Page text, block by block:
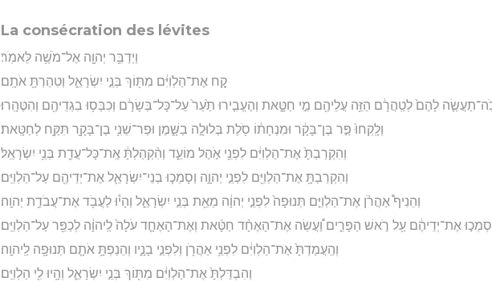
La consécration des lévites
וַיְדַבֵּ֥ר יְהוָ֖ה אֶל־מֹשֶׁ֥ה לֵּאמֹֽר׃
קַ֚ח אֶת־הַלְוִיִּ֔ם מִתּ֖וֹךְ בְּנֵ֣י יִשְׂרָאֵ֑ל וְטִהַרְתָּ֖ אֹתָֽם׃
לָהֶם֙ לְטַֽהֲרָ֔ם הַזֵּ֥ה עֲלֵיהֶ֖ם מֵ֣י חַטָּ֑את וְהֶעֱבִ֤ירוּ תַ֙עַר֙ עַל־כָּל־בְּשָׂרָ֔ם וְכִבְּס֥וּ בִגְדֵיהֶ֖ם וְהִטֶּהָֽרוּ׃
וְלָֽקְחוּ֙ פַּ֣ר בֶּן־בָּקָ֔ר וּמִנְחָת֔וֹ סֹ֖לֶת בְּלוּלָ֣ה בַשָּׁ֑מֶן וּפַר־שֵׁנִ֥י בֶן־בָּקָ֖ר תִּקַּ֥ח לְחַטָּֽאת׃
וְהִקְרַבְתָּ֙ אֶת־הַלְוִיִּ֔ם לִפְנֵ֖י אֹ֣הֶל מוֹעֵ֑ד וְהִ֨קְהַלְתָּ֔ אֶֽת־כָּל־עֲדַ֖ת בְּנֵ֥י יִשְׂרָאֵֽל׃
וְהִקְרַבְתָּ֥ אֶת־הַלְוִיִּ֖ם לִפְנֵ֣י יְהוָ֑ה וְסָמְכ֧וּ בְנֵי־יִשְׂרָאֵ֛ל אֶת־יְדֵיהֶ֖ם עַל־הַלְוִיִּֽם׃
וְהֵנִיף֩ אַהֲרֹ֨ן אֶת־הַלְוִיִּ֤ם תְּנוּפָה֙ לִפְנֵ֣י יְהוָ֔ה מֵאֵ֖ת בְּנֵ֣י יִשְׂרָאֵ֑ל וְהָי֕וּ לַעֲבֹ֖ד אֶת־עֲבֹדַ֥ת יְהוָֽה׃
יִסְמְכ֣וּ אֶת־יְדֵיהֶ֔ם עַ֖ל רֹ֣אשׁ הַפָּרִ֑ים וַ֠עֲשֵׂה אֶת־הָאֶחָ֨ד חַטָּ֜את וְאֶת־הָאֶחָ֤ד עֹלָה֙ לַֽיהוָ֔ה לְכַפֵּ֖ר עַל־הַלְוִיִּֽם׃
וְהַֽעֲמַדְתָּ֙ אֶת־הַלְוִיִּ֔ם לִפְנֵ֥י אַהֲרֹ֖ן וְלִפְנֵ֣י בָנָ֑יו וְהֵנַפְתָּ֥ אֹתָ֛ם תְּנוּפָ֖ה לַֽיהוָֽה׃
וְהִבְדַּלְתָּ֙ אֶת־הַלְוִיִּ֔ם מִתּ֖וֹךְ בְּנֵ֣י יִשְׂרָאֵ֑ל וְהָ֥יוּ לִ֖י הַלְוִיִּֽם׃